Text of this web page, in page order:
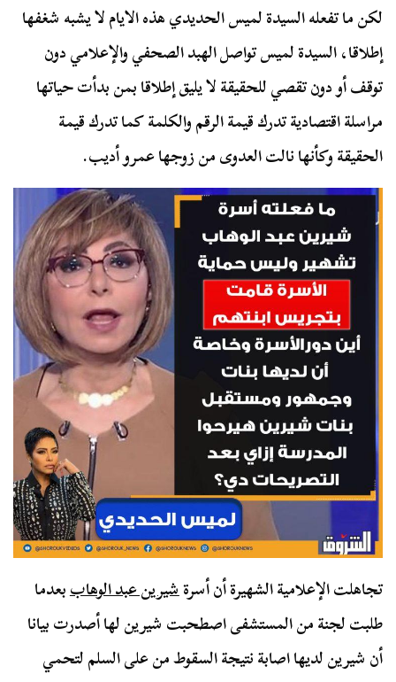
لكن ما تفعله السيدة لميس الحديدي هذه الايام لا يشبه شغفها
إطلاقا، السيدة لميس تواصل الهبد الصحفي والإعلامي دون
توقف أو دون تقصي للحقيقة لا يليق إطلاقا بمن بدأت حياتها
مراسلة اقتصادية تدرك قيمة الرقم والكلمة كما تدرك قيمة
الحقيقة وكأنها نالت العدوى من زوجها عمرو أديب.
تجاهلت الإعلامية الشهيرة أن أسرةشيرين عبد الوهاببعدما
طلبت لجنة من المستشفى اصطحبت شيرين لها أصدرت بيانا
أن شيرين لديها اصابة نتيجة السقوط من على السلم لتحمي